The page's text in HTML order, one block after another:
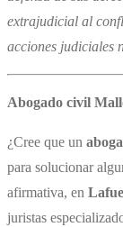
extrajudicial al
acciones judiciales
Abogado civil
¿Cree que un ​
para solucionar
afirmativa, en
juristas